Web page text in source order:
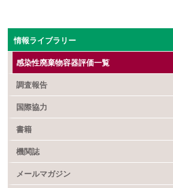
情報ライブラリー
感染性廃棄物容器評価一覧
調査報告
国際協力
書籍
機関誌
メールマガジン